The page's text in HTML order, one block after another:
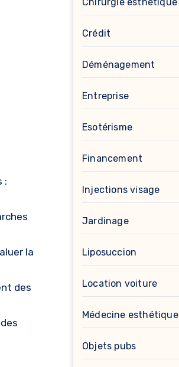
:
la
des
Crédit
Déménagement
Entreprise
Esotérisme
Financement
Injections visage
Jardinage
Liposuccion
Location voiture
Médecine esthétique
Objets pubs